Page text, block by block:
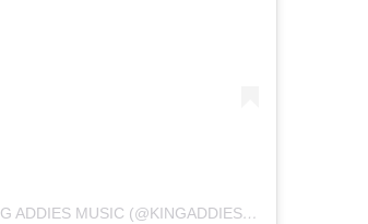
UNA PUBLICACIÓN COMPARTIDA DE KING ADDIES MUSIC (@KINGADDIESMUSIC)